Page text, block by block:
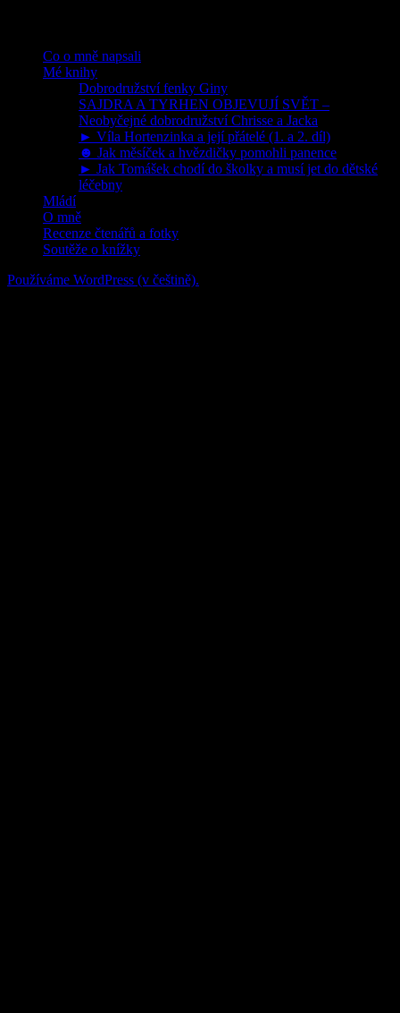
Co o mně napsali
Mé knihy
Dobrodružství fenky Giny
SAJDRA A TYRHEN OBJEVUJÍ SVĚT –
Neobyčejné dobrodružství Chrisse a Jacka
► Víla Hortenzinka a její přátelé (1. a 2. díl)
☻ Jak měsíček a hvězdičky pomohli panence
► Jak Tomášek chodí do školky a musí jet do dětské
léčebny
Mládí
O mně
Recenze čtenářů a fotky
Soutěže o knížky
Používáme WordPress (v češtině).